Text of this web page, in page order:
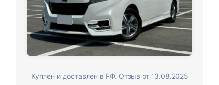
Куплен и доставлен в РФ. Отзыв от 13.08.2025